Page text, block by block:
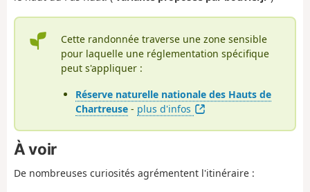
Cette randonnée traverse une zone sensible
pour laquelle une réglementation spécifique
peut s'appliquer :
Réserve naturelle nationale des Hauts de
Chartreuse - plus d'infos
À voir
De nombreuses curiosités agrémentent l'itinéraire :